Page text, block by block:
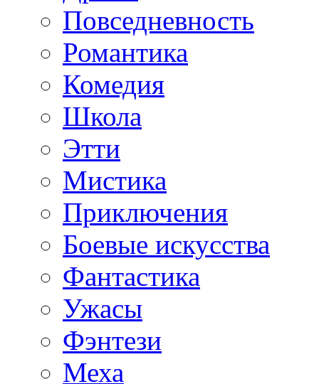
Повседневность
Романтика
Комедия
Школа
Этти
Мистика
Приключения
Боевые искусства
Фантастика
Ужасы
Фэнтези
Меха